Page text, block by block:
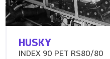
HUSKY
INDEX 90 PET RS80/80